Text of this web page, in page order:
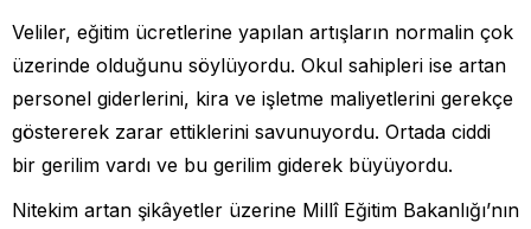
Veliler, eğitim ücretlerine yapılan artışların normalin çok
üzerinde olduğunu söylüyordu. Okul sahipleri ise artan
personel giderlerini, kira ve işletme maliyetlerini gerekçe
göstererek zarar ettiklerini savunuyordu. Ortada ciddi
bir gerilim vardı ve bu gerilim giderek büyüyordu.
Nitekim artan şikâyetler üzerine Millî Eğitim Bakanlığı’nın